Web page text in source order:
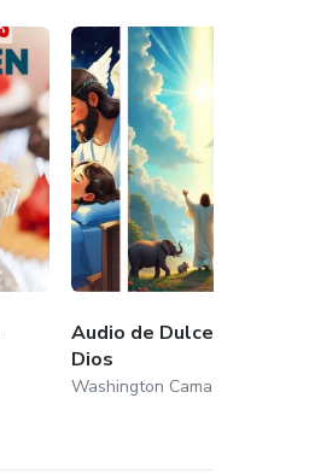
Audio de Dulce Sueños con
Dios
Washington Camas